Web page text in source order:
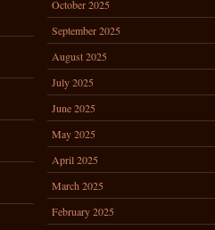
October 2025
September 2025
August 2025
July 2025
June 2025
May 2025
April 2025
March 2025
February 2025